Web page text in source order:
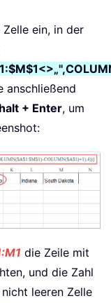
Zelle ein, in der
anschließend
+ Enter, um
die Zeile mit
und die Zahl
leeren Zelle